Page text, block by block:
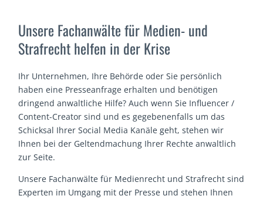
Unsere Fachanwälte für Medien- und
Strafrecht helfen in der Krise
Ihr Unternehmen, Ihre Behörde oder Sie persönlich
haben eine Presseanfrage erhalten und benötigen
dringend anwaltliche Hilfe? Auch wenn Sie Influencer /
Content-Creator sind und es gegebenenfalls um das
Schicksal Ihrer Social Media Kanäle geht, stehen wir
Ihnen bei der Geltendmachung Ihrer Rechte anwaltlich
zur Seite.
Unsere Fachanwälte für Medienrecht und Strafrecht sind
Experten im Umgang mit der Presse und stehen Ihnen